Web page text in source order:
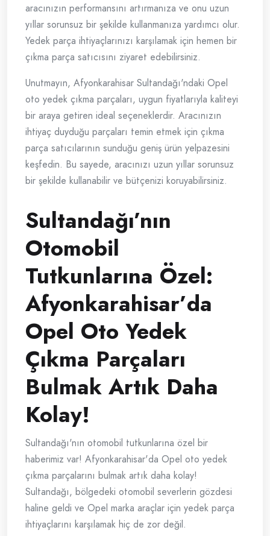
aracınızın performansını artırmanıza ve onu uzun
yıllar sorunsuz bir şekilde kullanmanıza yardımcı olur.
Yedek parça ihtiyaçlarınızı karşılamak için hemen bir
çıkma parça satıcısını ziyaret edebilirsiniz.
Unutmayın, Afyonkarahisar Sultandağı'ndaki Opel
oto yedek çıkma parçaları, uygun fiyatlarıyla kaliteyi
bir araya getiren ideal seçeneklerdir. Aracınızın
ihtiyaç duyduğu parçaları temin etmek için çıkma
parça satıcılarının sunduğu geniş ürün yelpazesini
keşfedin. Bu sayede, aracınızı uzun yıllar sorunsuz
bir şekilde kullanabilir ve bütçenizi koruyabilirsiniz.
Sultandağı’nın
Otomobil
Tutkunlarına Özel:
Afyonkarahisar’da
Opel Oto Yedek
Çıkma Parçaları
Bulmak Artık Daha
Kolay!
Sultandağı'nın otomobil tutkunlarına özel bir
haberimiz var! Afyonkarahisar'da Opel oto yedek
çıkma parçalarını bulmak artık daha kolay!
Sultandağı, bölgedeki otomobil severlerin gözdesi
haline geldi ve Opel marka araçlar için yedek parça
ihtiyaçlarını karşılamak hiç de zor değil.